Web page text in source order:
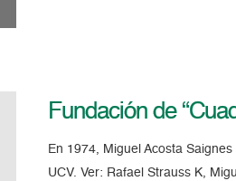
Fundación de
En 1974, Miguel Acosta
UCV. Ver: Rafael Strauss K,